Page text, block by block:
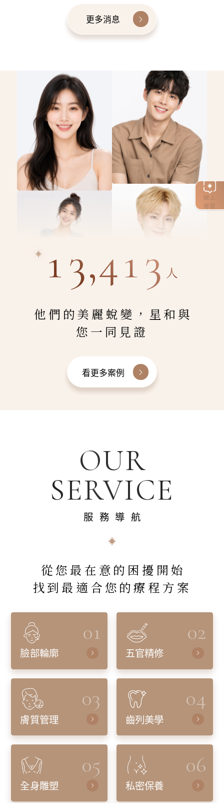
線上
客服
更多消息
13,413 人
他們的美麗蛻變，星和與
您一同見證
看更多案例
OUR
SERVICE
服務導航
從您最在意的困擾開始
找到最適合您的療程方案
01
臉部輪廓
02
五官精修
03
膚質管理
04
齒列美學
05
全身雕塑
06
私密保養